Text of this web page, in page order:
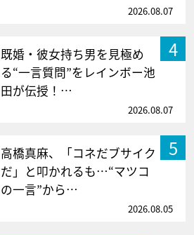
2026.08.07
4
既婚・彼女持ち男を見極め
る“一言質問”をレインボー池
田が伝授！…
2026.08.07
5
高橋真麻、「コネだブサイク
だ」と叩かれるも…“マツコ
の一言”から…
2026.08.05